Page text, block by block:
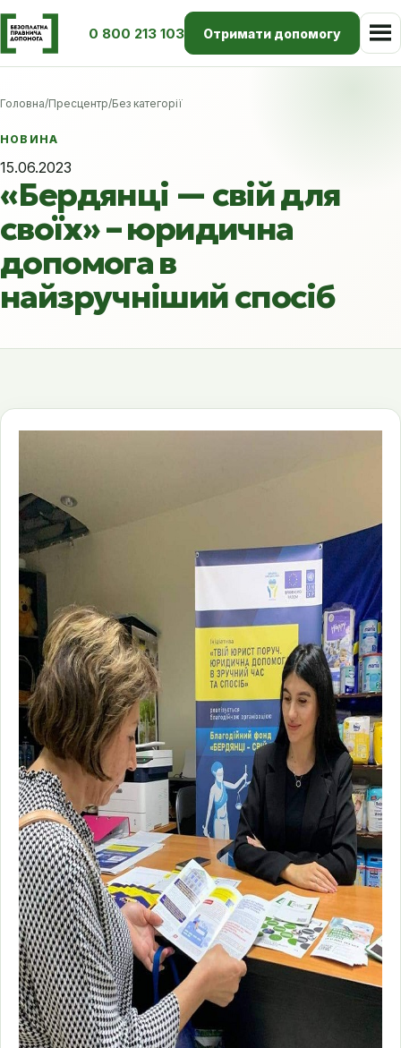
0 800 213 103 Отримати допомогу
Головна/Пресцентр/Без категорії
НОВИНА
15.06.2023
«Бердянці — свій для
своїх» – юридична
допомога в
найзручніший спосіб